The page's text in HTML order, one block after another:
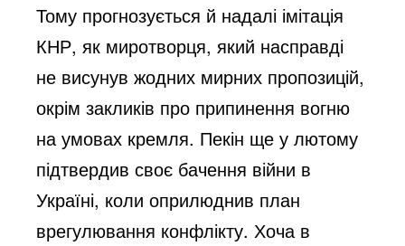
Тому прогнозується й надалі імітація
КНР, як миротворця, який насправді
не висунув жодних мирних пропозицій,
окрім закликів про припинення вогню
на умовах кремля. Пекін ще у лютому
підтвердив своє бачення війни в
Україні, коли оприлюднив план
врегулювання конфлікту. Хоча в